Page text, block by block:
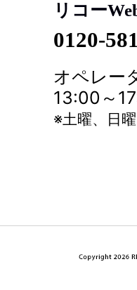
リコー
0120-
オペレー
13:00～
※土曜、日